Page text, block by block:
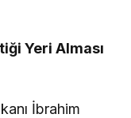
Yeri Alması
İbrahim